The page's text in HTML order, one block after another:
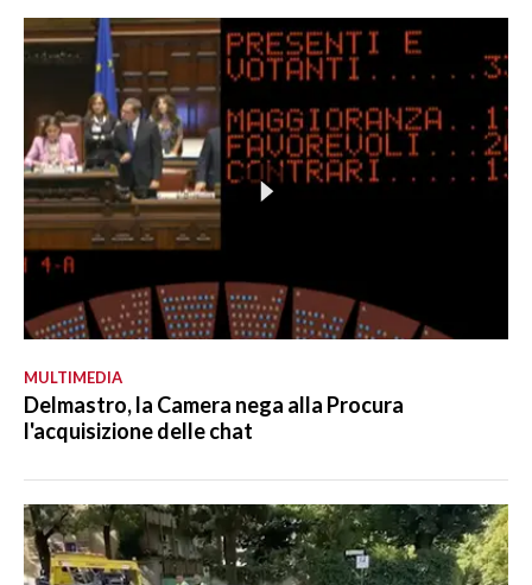
MULTIMEDIA
Delmastro, la Camera nega alla Procura
l'acquisizione delle chat